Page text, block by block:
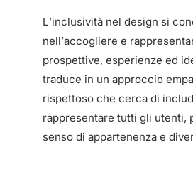
L’inclusività nel design si
nell’accogliere e
prospettive, esperienze ed
traduce in un approccio
rispettoso che cerca di
rappresentare tutti gli utenti,
senso di appartenenza e